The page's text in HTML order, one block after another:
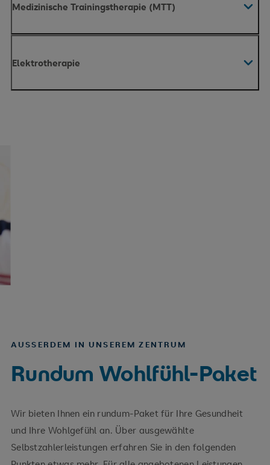
Medizinische Trainingstherapie (MTT)
Elektrotherapie
AUSSERDEM IN UNSEREM ZENTRUM
Rundum Wohlfühl-Paket
Wir bieten Ihnen ein rundum-Paket für Ihre Gesundheit
und Ihre Wohlgefühl an. Über ausgewählte
Selbstzahlerleistungen erfahren Sie in den folgenden